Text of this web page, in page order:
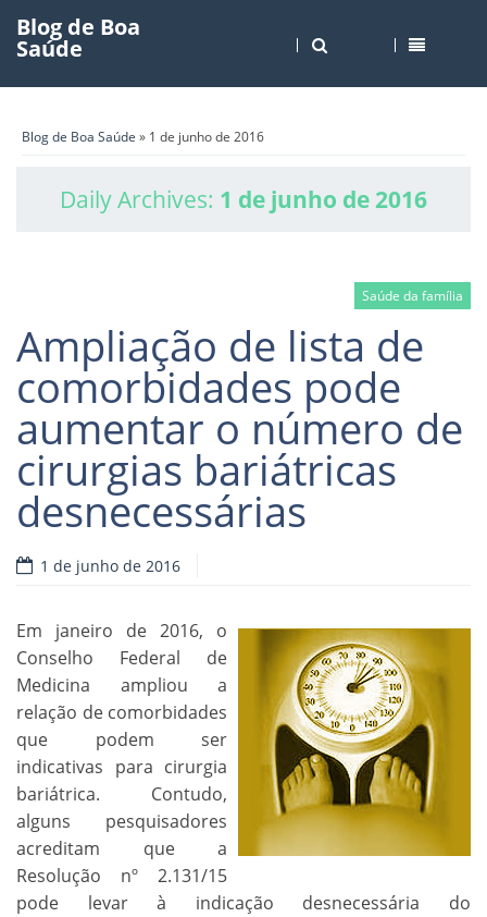
Blog de Boa
Saúde
Blog de Boa Saúde » 1 de junho de 2016
Daily Archives: 1 de junho de 2016
Saúde da família
Ampliação de lista de
comorbidades pode
aumentar o número de
cirurgias bariátricas
desnecessárias
1 de junho de 2016
Em janeiro de 2016, o
Conselho Federal de
Medicina ampliou a
relação de comorbidades
que podem ser
indicativas para cirurgia
bariátrica. Contudo,
alguns pesquisadores
acreditam que a
Resolução nº 2.131/15
pode levar à indicação desnecessária do